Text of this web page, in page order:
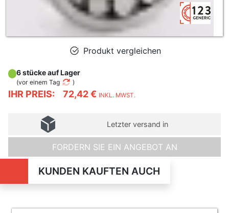
Produkt vergleichen
IHR PREIS: 72,42 € INKL. MWST.
6 stücke auf Lager
(vor einem Tag )
Letzter versand in
FORDERN SIE EIN ANGEBOT AN
KUNDEN KAUFTEN AUCH